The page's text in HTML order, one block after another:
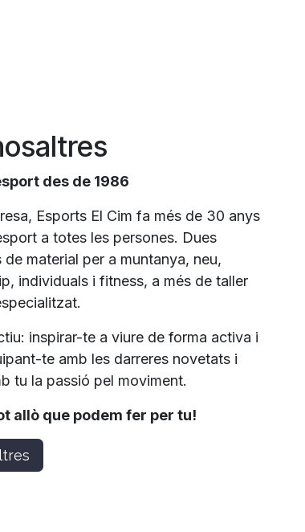
des de 1986
Esports El Cim fa més de 30 anys
a totes les persones. Dues
de material per a muntanya, neu,
individuals i fitness, a més de taller
inspirar-te a viure de forma activa i
te amb les darreres novetats i
tu la passió pel moviment.
allò que podem fer per tu!